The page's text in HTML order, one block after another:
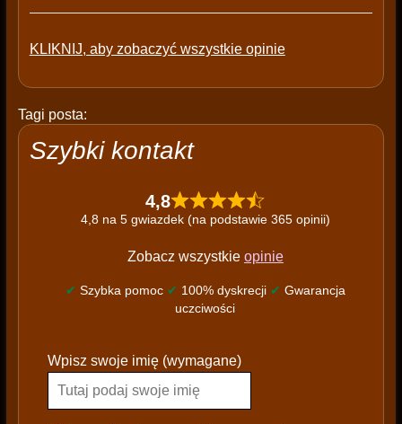
KLIKNIJ, aby zobaczyć wszystkie opinie
Tagi posta:
Szybki kontakt
4,8
4,8 na 5 gwiazdek (na podstawie 365 opinii)
Zobacz wszystkie opinie
✔ Szybka pomoc ✔ 100% dyskrecji ✔ Gwarancja
uczciwości
l
a
Wpisz swoje imię (wymagane)